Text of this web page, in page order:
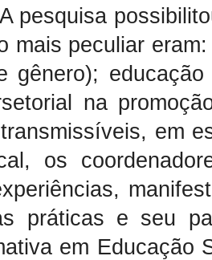
pesquisa
mais peculiar
gênero);
na
em
os
práticas e seu
em Educação